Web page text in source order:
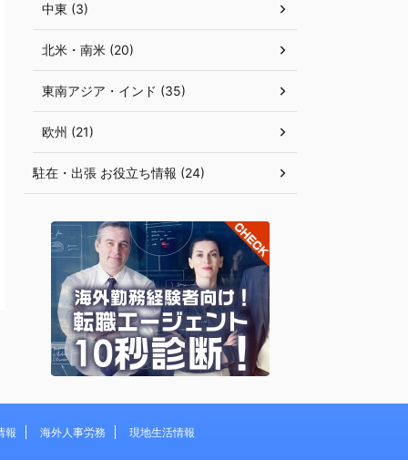
中東 (3)
北米・南米 (20)
東南アジア・インド (35)
欧州 (21)
駐在・出張 お役立ち情報 (24)
報 海外人事労務 現地生活情報